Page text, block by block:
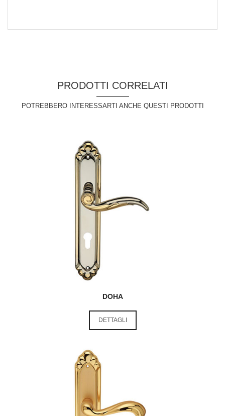
PRODOTTI CORRELATI
POTREBBERO INTERESSARTI ANCHE QUESTI PRODOTTI
DOHA
DETTAGLI